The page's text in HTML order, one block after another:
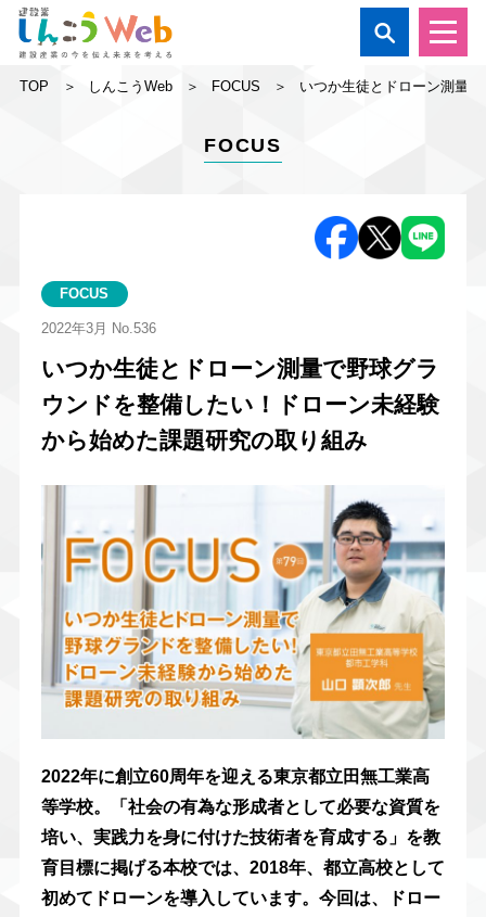

TOP しんこうWeb FOCUS いつか生徒とドローン測量
FOCUS
FOCUS
2022年3月 No.536
いつか生徒とドローン測量で野球グラ
ウンドを整備したい！ドローン未経験
から始めた課題研究の取り組み
2022年に創立60周年を迎える東京都立田無工業高
等学校。「社会の有為な形成者として必要な資質を
培い、実践力を身に付けた技術者を育成する」を教
育目標に掲げる本校では、2018年、都立高校として
初めてドローンを導入しています。今回は、ドロー